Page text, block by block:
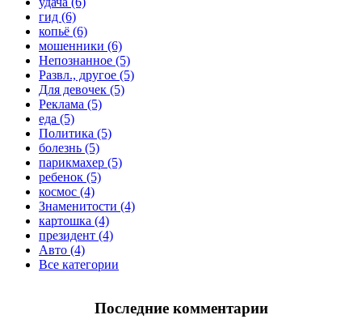
гид (6)
копьё (6)
мошенники (6)
Непознанное (5)
Развл., другое (5)
Для девочек (5)
Реклама (5)
еда (5)
Политика (5)
болезнь (5)
парикмахер (5)
ребенок (5)
космос (4)
Знаменитости (4)
картошка (4)
президент (4)
Авто (4)
Все категории
Последние комментарии